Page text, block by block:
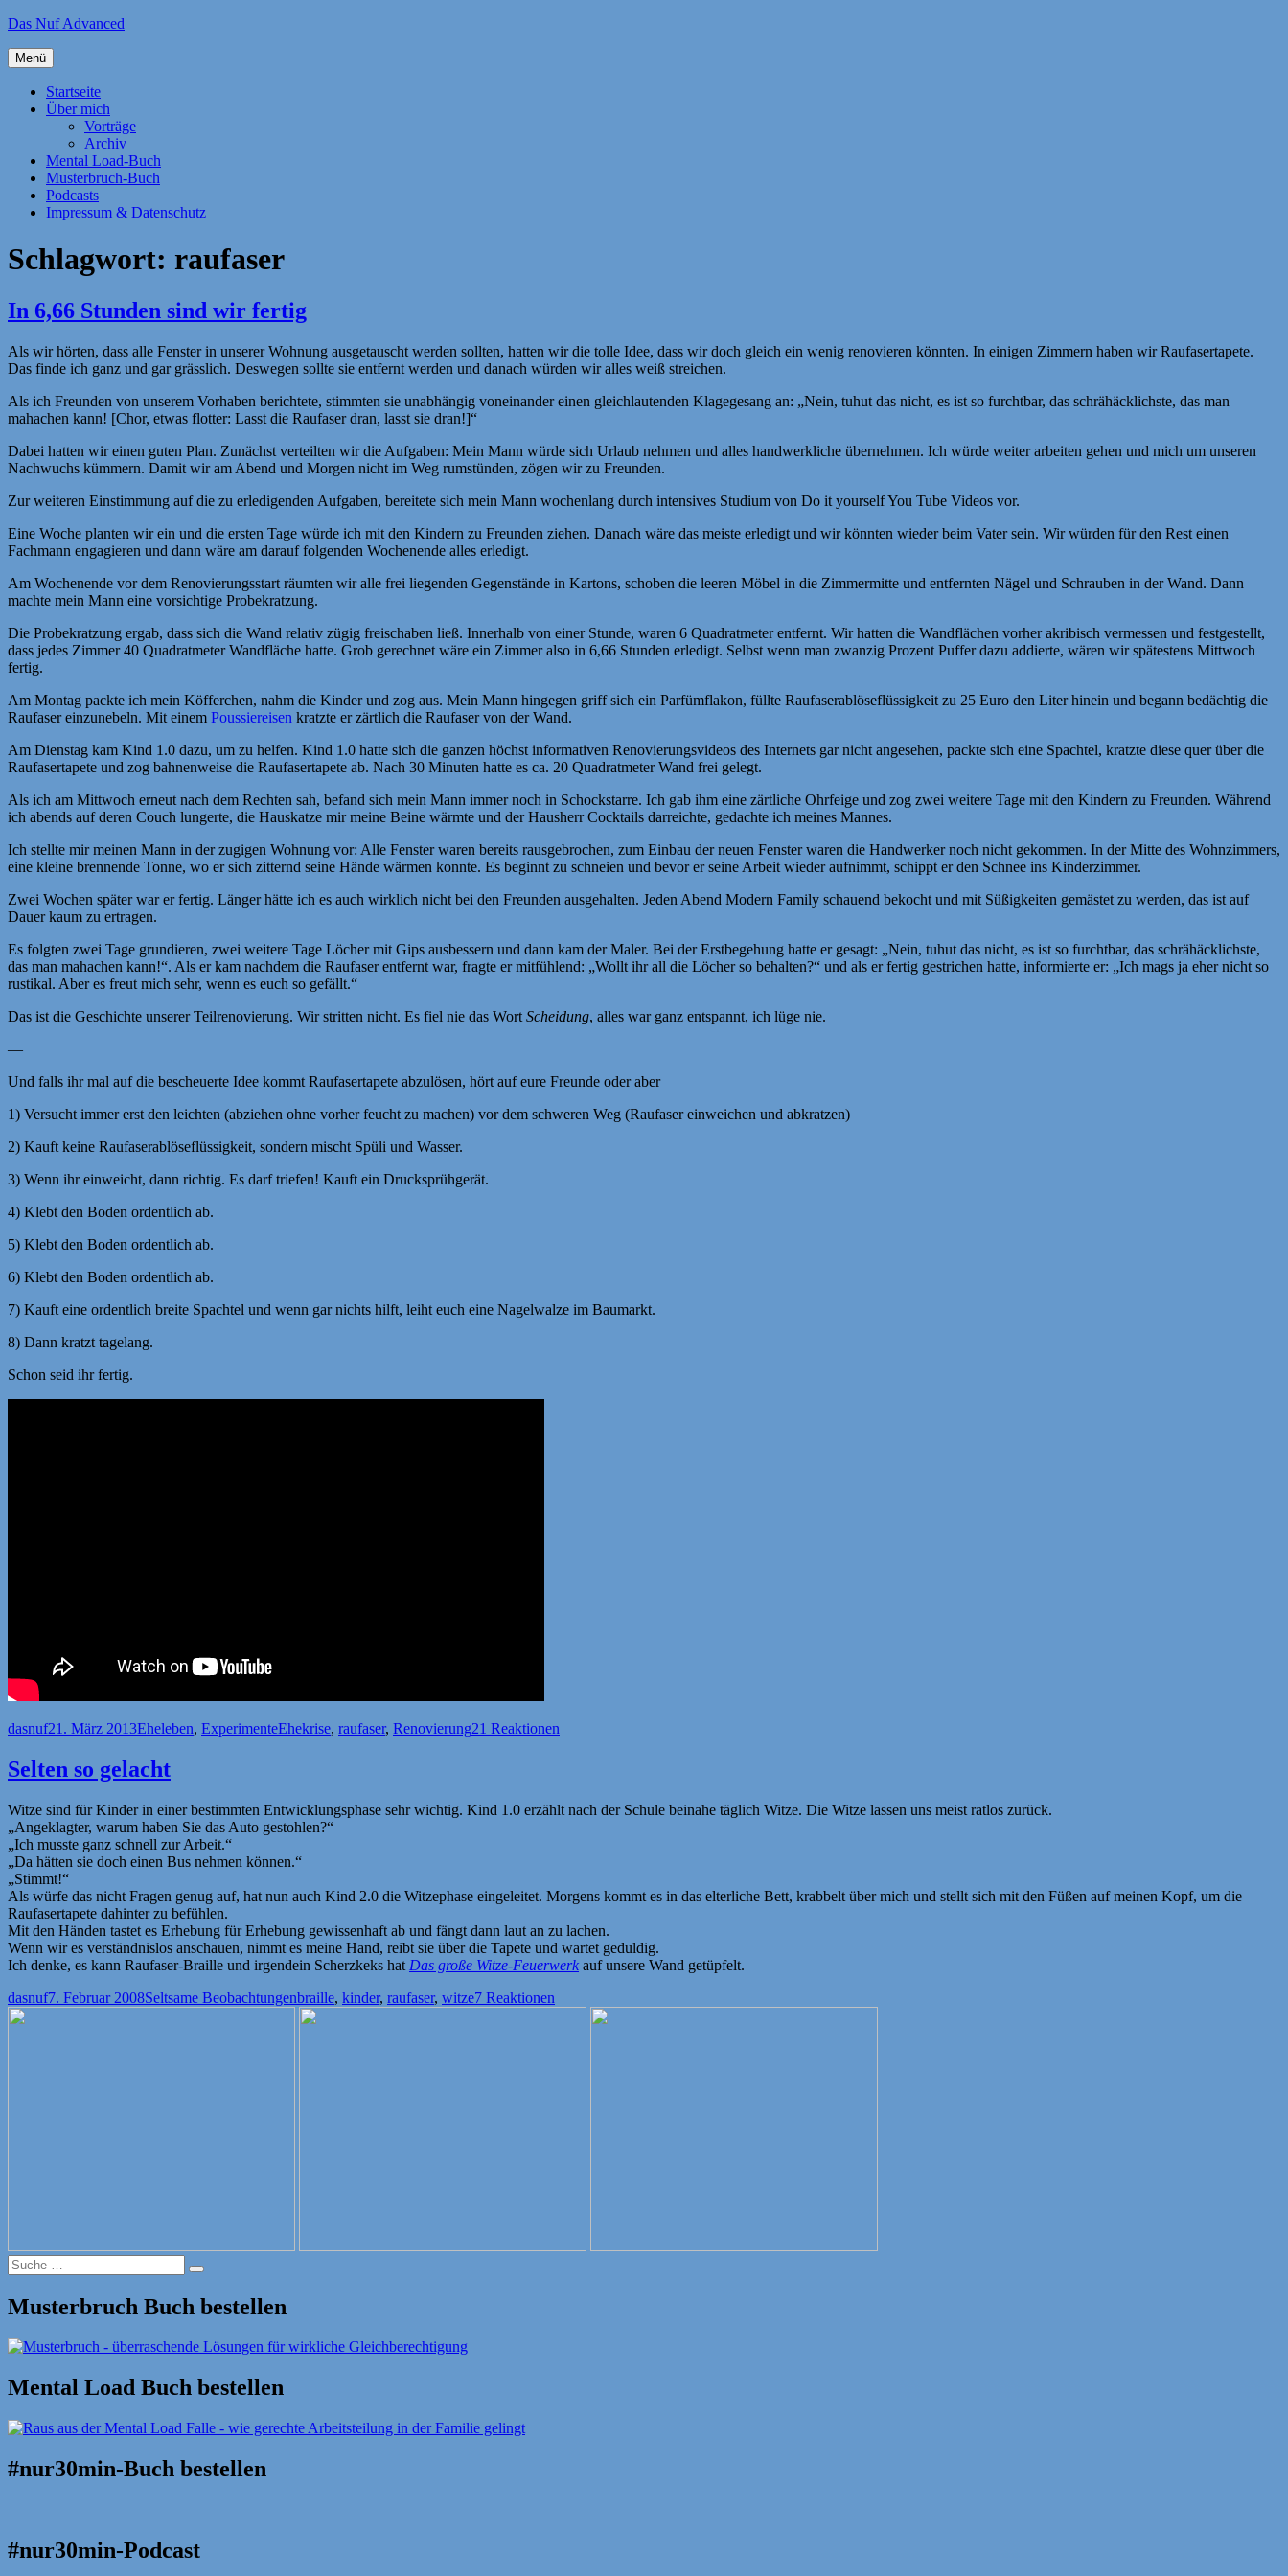
Zum
springen
Das Nuf Advanced
Menü
Startseite
Über mich
Vorträge
Archiv
Mental Load-Buch
Musterbruch-Buch
Podcasts
Impressum & Datenschutz
Schlagwort: raufaser
In 6,66 Stunden sind wir fertig
Als wir hörten, dass alle Fenster in unserer Wohnung ausgetauscht werden sollten, hatten wir die tolle Idee, dass wir doch gleich ein wenig renovieren könnten. In einigen Zimmern haben wir Raufasertapete.
Das finde ich ganz und gar grässlich. Deswegen sollte sie entfernt werden und danach würden wir alles weiß streichen.
Als ich Freunden von unserem Vorhaben berichtete, stimmten sie unabhängig voneinander einen gleichlautenden Klagegesang an: „Nein, tuhut das nicht, es ist so furchtbar, das schrähäcklichste, das man
mahachen kann! [Chor, etwas flotter: Lasst die Raufaser dran, lasst sie dran!]“
Dabei hatten wir einen guten Plan. Zunächst verteilten wir die Aufgaben: Mein Mann würde sich Urlaub nehmen und alles handwerkliche übernehmen. Ich würde weiter arbeiten gehen und mich um unseren
Nachwuchs kümmern. Damit wir am Abend und Morgen nicht im Weg rumstünden, zögen wir zu Freunden.
Zur weiteren Einstimmung auf die zu erledigenden Aufgaben, bereitete sich mein Mann wochenlang durch intensives Studium von Do it yourself You Tube Videos vor.
Eine Woche planten wir ein und die ersten Tage würde ich mit den Kindern zu Freunden ziehen. Danach wäre das meiste erledigt und wir könnten wieder beim Vater sein. Wir würden für den Rest einen
Fachmann engagieren und dann wäre am darauf folgenden Wochenende alles erledigt.
Am Wochenende vor dem Renovierungsstart räumten wir alle frei liegenden Gegenstände in Kartons, schoben die leeren Möbel in die Zimmermitte und entfernten Nägel und Schrauben in der Wand. Dann
machte mein Mann eine vorsichtige Probekratzung.
Die Probekratzung ergab, dass sich die Wand relativ zügig freischaben ließ. Innerhalb von einer Stunde, waren 6 Quadratmeter entfernt. Wir hatten die Wandflächen vorher akribisch vermessen und festgestellt,
dass jedes Zimmer 40 Quadratmeter Wandfläche hatte. Grob gerechnet wäre ein Zimmer also in 6,66 Stunden erledigt. Selbst wenn man zwanzig Prozent Puffer dazu addierte, wären wir spätestens Mittwoch
fertig.
Am Montag packte ich mein Köfferchen, nahm die Kinder und zog aus. Mein Mann hingegen griff sich ein Parfümflakon, füllte Raufaserablöseflüssigkeit zu 25 Euro den Liter hinein und begann bedächtig die
Raufaser einzunebeln. Mit einem Poussiereisen kratzte er zärtlich die Raufaser von der Wand.
Am Dienstag kam Kind 1.0 dazu, um zu helfen. Kind 1.0 hatte sich die ganzen höchst informativen Renovierungsvideos des Internets gar nicht angesehen, packte sich eine Spachtel, kratzte diese quer über die
Raufasertapete und zog bahnenweise die Raufasertapete ab. Nach 30 Minuten hatte es ca. 20 Quadratmeter Wand frei gelegt.
Als ich am Mittwoch erneut nach dem Rechten sah, befand sich mein Mann immer noch in Schockstarre. Ich gab ihm eine zärtliche Ohrfeige und zog zwei weitere Tage mit den Kindern zu Freunden. Während
ich abends auf deren Couch lungerte, die Hauskatze mir meine Beine wärmte und der Hausherr Cocktails darreichte, gedachte ich meines Mannes.
Ich stellte mir meinen Mann in der zugigen Wohnung vor: Alle Fenster waren bereits rausgebrochen, zum Einbau der neuen Fenster waren die Handwerker noch nicht gekommen. In der Mitte des Wohnzimmers,
eine kleine brennende Tonne, wo er sich zitternd seine Hände wärmen konnte. Es beginnt zu schneien und bevor er seine Arbeit wieder aufnimmt, schippt er den Schnee ins Kinderzimmer.
Zwei Wochen später war er fertig. Länger hätte ich es auch wirklich nicht bei den Freunden ausgehalten. Jeden Abend Modern Family schauend bekocht und mit Süßigkeiten gemästet zu werden, das ist auf
Dauer kaum zu ertragen.
Es folgten zwei Tage grundieren, zwei weitere Tage Löcher mit Gips ausbessern und dann kam der Maler. Bei der Erstbegehung hatte er gesagt: „Nein, tuhut das nicht, es ist so furchtbar, das schrähäcklichste,
das man mahachen kann!“. Als er kam nachdem die Raufaser entfernt war, fragte er mitfühlend: „Wollt ihr all die Löcher so behalten?“ und als er fertig gestrichen hatte, informierte er: „Ich mags ja eher nicht so
rustikal. Aber es freut mich sehr, wenn es euch so gefällt.“
Das ist die Geschichte unserer Teilrenovierung. Wir stritten nicht. Es fiel nie das Wort Scheidung, alles war ganz entspannt, ich lüge nie.
—
Und falls ihr mal auf die bescheuerte Idee kommt Raufasertapete abzulösen, hört auf eure Freunde oder aber
1) Versucht immer erst den leichten (abziehen ohne vorher feucht zu machen) vor dem schweren Weg (Raufaser einweichen und abkratzen)
2) Kauft keine Raufaserablöseflüssigkeit, sondern mischt Spüli und Wasser.
3) Wenn ihr einweicht, dann richtig. Es darf triefen! Kauft ein Drucksprühgerät.
4) Klebt den Boden ordentlich ab.
5) Klebt den Boden ordentlich ab.
6) Klebt den Boden ordentlich ab.
7) Kauft eine ordentlich breite Spachtel und wenn gar nichts hilft, leiht euch eine Nagelwalze im Baumarkt.
8) Dann kratzt tagelang.
Schon seid ihr fertig.
Autor
dasnufVeröffentlicht
21. März 2013Kategorien
Eheleben, ExperimenteSchlagwörter
Ehekrise, raufaser, Renovierung21 Reaktionen
Selten so gelacht
Witze sind für Kinder in einer bestimmten Entwicklungsphase sehr wichtig. Kind 1.0 erzählt nach der Schule beinahe täglich Witze. Die Witze lassen uns meist ratlos zurück.
„Angeklagter, warum haben Sie das Auto gestohlen?“
„Ich musste ganz schnell zur Arbeit.“
„Da hätten sie doch einen Bus nehmen können.“
„Stimmt!“
Als würfe das nicht Fragen genug auf, hat nun auch Kind 2.0 die Witzephase eingeleitet. Morgens kommt es in das elterliche Bett, krabbelt über mich und stellt sich mit den Füßen auf meinen Kopf, um die
Raufasertapete dahinter zu befühlen.
Mit den Händen tastet es Erhebung für Erhebung gewissenhaft ab und fängt dann laut an zu lachen.
Wenn wir es verständnislos anschauen, nimmt es meine Hand, reibt sie über die Tapete und wartet geduldig.
Ich denke, es kann Raufaser-Braille und irgendein Scherzkeks hat Das große Witze-Feuerwerk auf unsere Wand getüpfelt.
Autor
dasnufVeröffentlicht
7. Februar 2008Kategorien
Seltsame BeobachtungenSchlagwörter
braille, kinder, raufaser, witze7 Reaktionen
Suche
nach:
Suche
Musterbruch Buch bestellen
Mental Load Buch bestellen
#nur30min-Buch bestellen
#nur30min-Podcast